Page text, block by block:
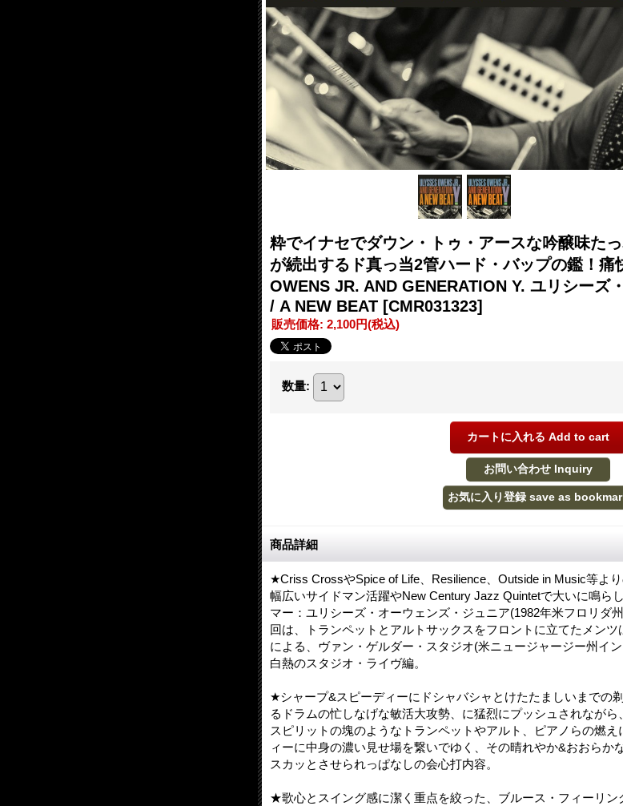
粋でイナセでダウン・トゥ・アースな吟醸味た
が続出するド真っ当2管ハード・バップの鑑！
OWENS JR. AND GENERATION Y. ユリシーズ
/ A NEW BEAT [CMR031323]
販売価格: 2,100円(税込)
数量:
商品詳細
★Criss CrossやSpice of Life、Resilience、Outside in Music等よ
幅広いサイドマン活躍やNew Century Jazz Quintetで大いに鳴ら
マー：ユリシーズ・オーウェンズ・ジュニア(1982年米フロリダ
回は、トランペットとアルトサックスをフロントに立てたメン
による、ヴァン・ゲルダー・スタジオ(米ニュージャージー州イ
白熱のスタジオ・ライヴ編。
★シャープ&スピーディーにドシャバシャとけたたましいまでの
るドラムの忙しなげな敏活大攻勢、に猛烈にプッシュされながら
スピリットの塊のようなトランペットやアルト、ピアノらの燃
ィーに中身の濃い見せ場を繋いでゆく、その晴れやか&おおらか
スカッとさせられっぱなしの会心打内容。
★歌心とスイング感に潔く重点を絞った、ブルース・フィーリン